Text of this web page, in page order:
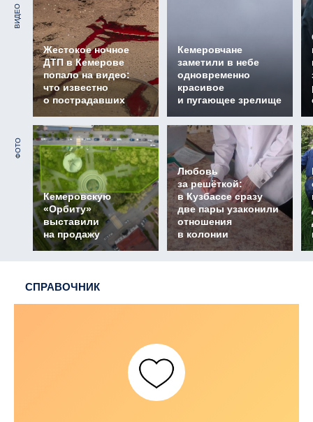
ВИДЕО
Жестокое ночное
ДТП в Кемерове
попало на видео:
что известно
о пострадавших
Кемеровчане
заметили в небе
одновременно
красивое
и пугающее зрелище
ФОТО
Кемеровскую
«Орбиту»
выставили
на продажу
Любовь
за решёткой:
в Кузбассе сразу
две пары узаконили
отношения
в колонии
СПРАВОЧНИК